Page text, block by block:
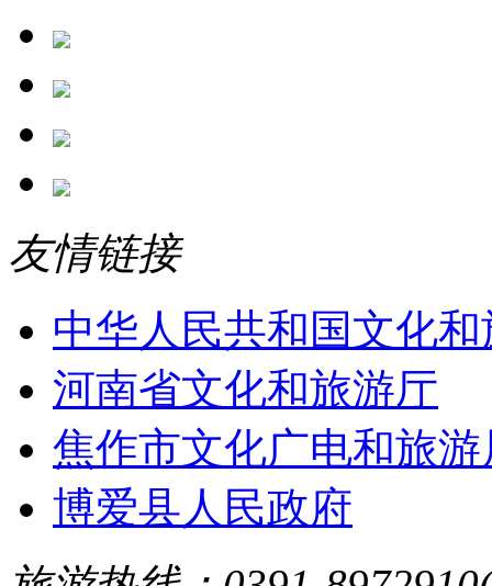
友情链接
中华人民共和国文化
河南省文化和旅游厅
焦作市文化广电和旅游
博爱县人民政府